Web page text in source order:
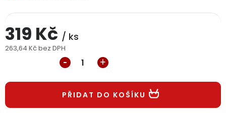
Doprava a platba
PODPORA
Reklamační formulář Odstoupení ve lhůtě 14 dní
319 Kč / ks
263,64 Kč bez DPH
PŘIDAT DO KOŠÍKU